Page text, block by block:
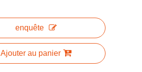
enquête
Ajouter au panier